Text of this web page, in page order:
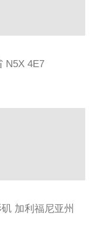
N5X 4E7
加利福尼亚州